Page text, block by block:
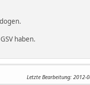
haben.
Letzte Bearbeitung: 2012-